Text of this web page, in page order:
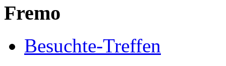
Fremo
Besuchte-Treffen